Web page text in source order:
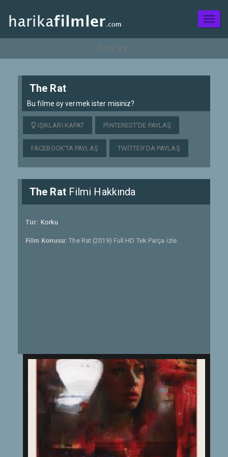
The Rat
Bu filme oy vermek ister misiniz?
IŞIKLARI KAPAT PINTEREST'DE PAYLAŞ
FACEBOOK'TA PAYLAŞ TWITTER'DA PAYLAŞ
The RatFilmi Hakkında
Tür: Korku
Film Konusu:The Rat (2019) Full HD Tek Parça izle.